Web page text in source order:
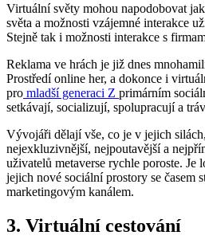
Virtuální světy mohou napodobovat
světa a možnosti vzájemné interakce
Stejně tak i možnosti interakce s
Reklama ve hrách je již dnes
Prostředí online her, a dokonce i
pro mladší generaci Z primárním
setkávají, socializují, spolupracují a
Vývojáři dělají vše, co je v jejich
nejexkluzivnější, nejpoutavější a
uživatelů metaverse rychle poroste. Je
jejich nové sociální prostory se časem
marketingovým kanálem.
3. Virtuální cestování